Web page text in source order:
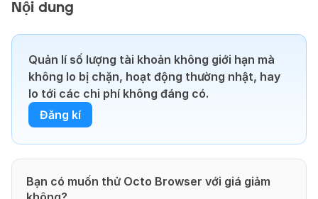
Nội dung
Quản lí số lượng tài khoản không giới hạn mà
không lo bị chặn, hoạt động thường nhật, hay
lo tới các chi phí không đáng có.
Đăng kí
Bạn có muốn thử Octo Browser với giá giảm